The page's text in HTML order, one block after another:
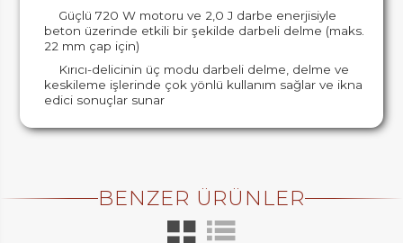
Güçlü 720 W motoru ve 2,0 J darbe enerjisiyle
beton üzerinde etkili bir şekilde darbeli delme (maks.
22 mm çap için)
Kırıcı-delicinin üç modu darbeli delme, delme ve
keskileme işlerinde çok yönlü kullanım sağlar ve ikna
edici sonuçlar sunar
BENZER ÜRÜNLER